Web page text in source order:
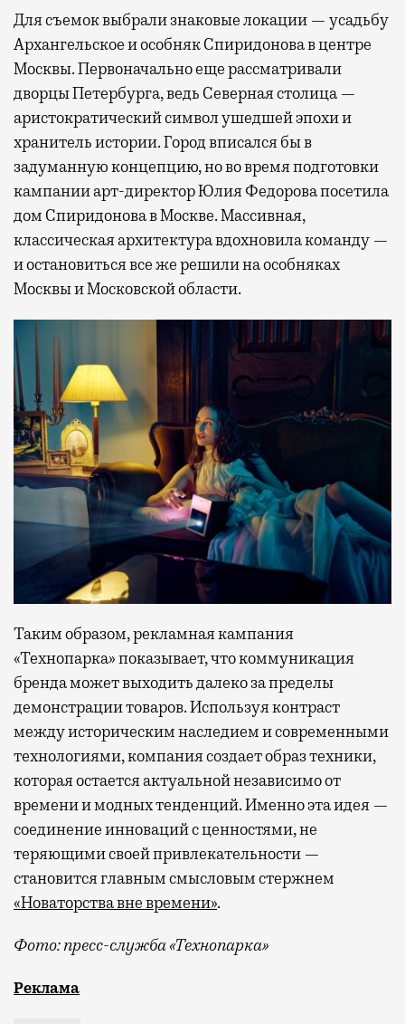
Для съемок выбрали знаковые локации — усадьбу
Архангельское и особняк Спиридонова в центре
Москвы. Первоначально еще рассматривали
дворцы Петербурга, ведь Северная столица —
аристократический символ ушедшей эпохи и
хранитель истории. Город вписался бы в
задуманную концепцию, но во время подготовки
кампании арт-директор Юлия Федорова посетила
дом Спиридонова в Москве. Массивная,
классическая архитектура вдохновила команду —
и остановиться все же решили на особняках
Москвы и Московской области.
Таким образом, рекламная кампания
«Технопарка» показывает, что коммуникация
бренда может выходить далеко за пределы
демонстрации товаров. Используя контраст
между историческим наследием и современными
технологиями, компания создает образ техники,
которая остается актуальной независимо от
времени и модных тенденций. Именно эта идея —
соединение инноваций с ценностями, не
теряющими своей привлекательности —
становится главным смысловым стержнем
«Новаторства вне времени».
Фото: пресс-служба «Технопарка»
Рекламные кампании техники редко выходят за
Реклама